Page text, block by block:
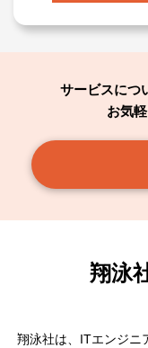
サービスにつ
お気
翔泳
翔泳社は、ITエンジニ